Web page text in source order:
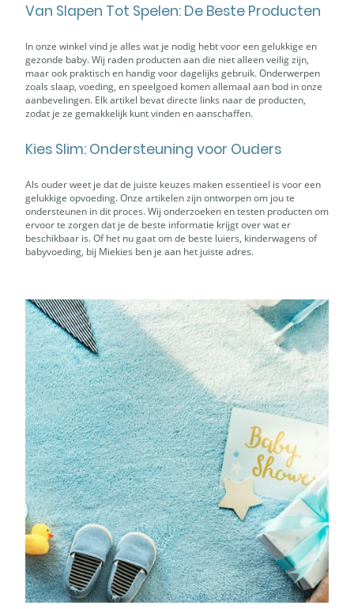
Van Slapen Tot Spelen: De Beste Producten
In onze winkel vind je alles wat je nodig hebt voor een gelukkige en
gezonde baby. Wij raden producten aan die niet alleen veilig zijn,
maar ook praktisch en handig voor dagelijks gebruik. Onderwerpen
zoals slaap, voeding, en speelgoed komen allemaal aan bod in onze
aanbevelingen. Elk artikel bevat directe links naar de producten,
zodat je ze gemakkelijk kunt vinden en aanschaffen.
Kies Slim: Ondersteuning voor Ouders
Als ouder weet je dat de juiste keuzes maken essentieel is voor een
gelukkige opvoeding. Onze artikelen zijn ontworpen om jou te
ondersteunen in dit proces. Wij onderzoeken en testen producten om
ervoor te zorgen dat je de beste informatie krijgt over wat er
beschikbaar is. Of het nu gaat om de beste luiers, kinderwagens of
babyvoeding, bij Miekies ben je aan het juiste adres.